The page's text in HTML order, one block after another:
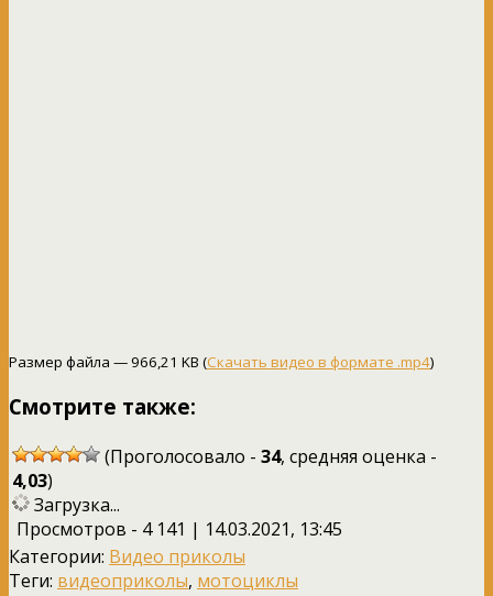
Размер файла — 966,21 KB (Скачать видео в формате .mp4)
Смотрите также:
(Проголосовало - 34, средняя оценка -
4,03)
Загрузка...
Просмотров - 4 141 | 14.03.2021, 13:45
Категории: Видео приколы
Теги: видеоприколы, мотоциклы